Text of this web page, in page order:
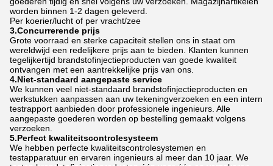
worden binnen 1-2 dagen geleverd.
Per koerier/lucht of per vracht/zee
3.Concurrerende prijs
Grote voorraad en sterke capaciteit stellen ons in staat om
wereldwijd een redelijkere prijs aan te bieden. Klanten kunnen
tegelijkertijd brandstofinjectieproducten van goede kwaliteit
ontvangen met een aantrekkelijke prijs van ons.
4.Niet-standaard aangepaste service
We kunnen veel niet-standaard brandstofinjectieproducten en
werkstukken aanpassen aan uw tekeningverzoeken en een intern
testrapport aanbieden door professionele ingenieurs. Alle
aangepaste goederen worden op bestelling gemaakt volgens
verzoeken.
5.Perfect kwaliteitscontrolesysteem
We hebben perfecte kwaliteitscontrolesystemen en
testapparatuur en ervaren ingenieurs al meer dan 10 jaar. We